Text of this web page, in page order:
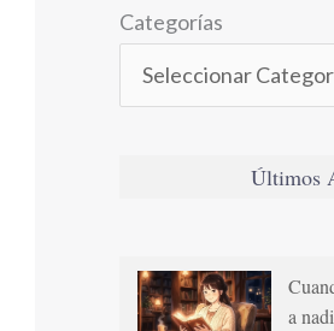
Categorías
Últimos
a